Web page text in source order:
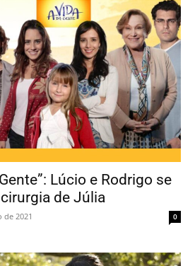
Lúcio e Rodrigo se
de Júlia
de 2021 0